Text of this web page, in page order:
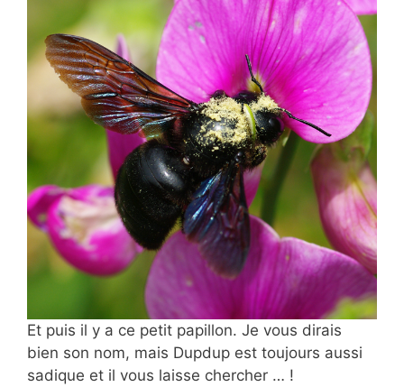
Et puis il y a ce petit papillon. Je vous dirais
bien son nom, mais Dupdup est toujours aussi
sadique et il vous laisse chercher … !